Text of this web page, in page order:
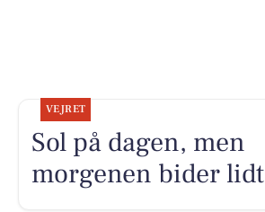
VEJRET
Sol på dagen, men
morgenen bider lidt